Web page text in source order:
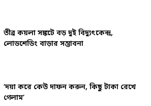
তীব্র কয়লা সঙ্কটে বড় দুই বিদ্যুৎকেন্দ্র,
লোডশেডিং বাড়ার সম্ভাবনা
‘দয়া করে কেউ দাফন করুন, কিছু টাকা রেখে
গেলাম’